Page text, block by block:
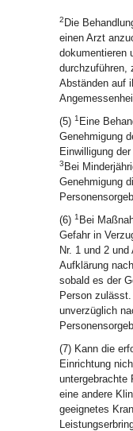
2 Die
einen Arzt
dokumentieren
durchzuführen,
Abständen auf
(5) 1 Eine
Genehmigung
Einwilligung
3 Bei
Genehmigung
(6) 1 Bei
Gefahr in
Nr. 1 und 2
Aufklärung
sobald es der
Person zulässt.
unverzüglich
(7) Kann die
Einrichtung
untergebrachte
eine andere
geeignetes